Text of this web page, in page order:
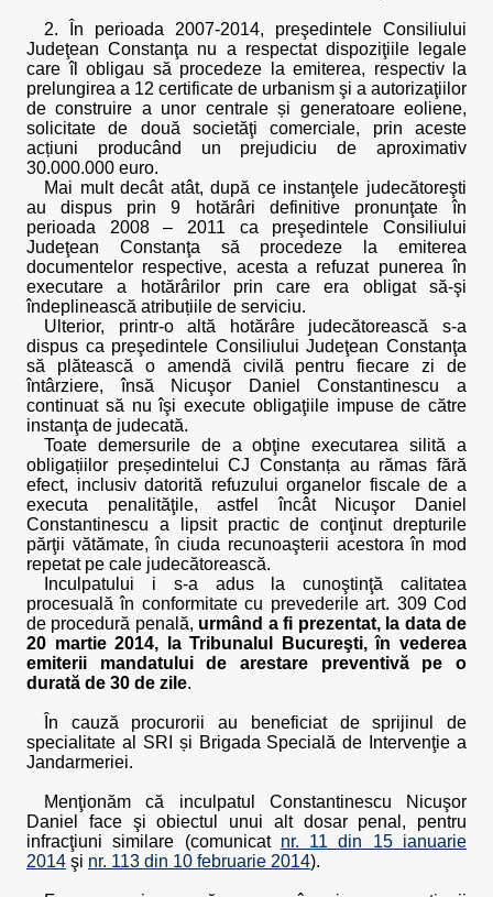
2. În perioada 2007-2014, preşedintele Consiliului
Judeţean Constanţa nu a respectat dispoziţiile legale
care îl obligau să procedeze la emiterea, respectiv la
prelungirea a 12 certificate de urbanism şi a autorizaţiilor
de construire a unor centrale și generatoare eoliene,
solicitate de două societăţi comerciale, prin aceste
acțiuni producând un prejudiciu de aproximativ
30.000.000 euro.
Mai mult decât atât, după ce instanţele judecătoreşti
au dispus prin 9 hotărâri definitive pronunţate în
perioada 2008 – 2011 ca preşedintele Consiliului
Judeţean Constanţa să procedeze la emiterea
documentelor respective, acesta a refuzat punerea în
executare a hotărârilor prin care era obligat să-şi
îndeplinească atribuțiile de serviciu.
Ulterior, printr-o altă hotărâre judecătorească s-a
dispus ca preşedintele Consiliului Judeţean Constanţa
să plătească o amendă civilă pentru fiecare zi de
întârziere, însă Nicuşor Daniel Constantinescu a
continuat să nu îşi execute obligaţiile impuse de către
instanţa de judecată.
Toate demersurile de a obţine executarea silită a
obligațiilor președintelui CJ Constanța au rămas fără
efect, inclusiv datorită refuzului organelor fiscale de a
executa penalităţile, astfel încât Nicuşor Daniel
Constantinescu a lipsit practic de conţinut drepturile
părţii vătămate, în ciuda recunoaşterii acestora în mod
repetat pe cale judecătorească.
Inculpatului i s-a adus la cunoştinţă calitatea
procesuală în conformitate cu prevederile art. 309 Cod
de procedură penală, urmând a fi prezentat, la data de
20 martie 2014, la Tribunalul Bucureşti, în vederea
emiterii mandatului de arestare preventivă pe o
durată de 30 de zile.
În cauză procurorii au beneficiat de sprijinul de
specialitate al SRI și Brigada Specială de Intervenţie a
Jandarmeriei.
Menţionăm că inculpatul Constantinescu Nicuşor
Daniel face şi obiectul unui alt dosar penal, pentru
infracţiuni similare (comunicat nr. 11 din 15 ianuarie
2014 şi nr. 113 din 10 februarie 2014).